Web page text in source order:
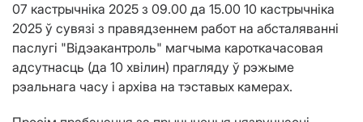
07 кастрычнiка 2025 з 09.00 да 15.00 10 кастрычнiка
2025 ў сувязі з правядзеннем работ на абсталяванні
паслугі "Відэакантроль" магчыма кароткачасовая
адсутнасць (да 10 хвiлин) прагляду ў рэжыме
рэальнага часу і архіва на тэставых камерах.